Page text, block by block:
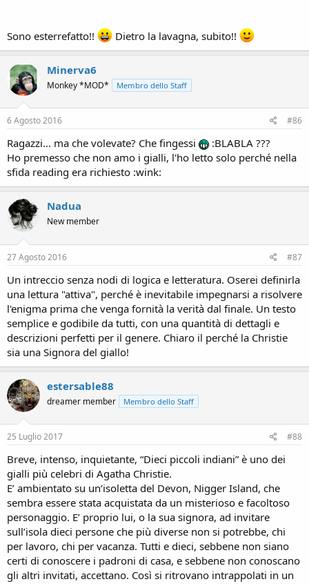
Sono esterrefatto!! Dietro la lavagna, subito!!
Minerva6
Monkey *MOD* Membro dello Staff
6 Agosto 2016 #86
Ragazzi... ma che volevate? Che fingessi
:BLABLA ???
Ho premesso che non amo i gialli, l'ho letto solo perché nella
sfida reading era richiesto :wink:
Nadua
New member
27 Agosto 2016 #87
Un intreccio senza nodi di logica e letteratura. Oserei definirla
una lettura "attiva", perché è inevitabile impegnarsi a risolvere
l'enigma prima che venga fornità la verità dal finale. Un testo
semplice e godibile da tutti, con una quantità di dettagli e
descrizioni perfetti per il genere. Chiaro il perché la Christie
sia una Signora del giallo!
estersable88
dreamer member Membro dello Staff
25 Luglio 2017 #88
Breve, intenso, inquietante, “Dieci piccoli indiani” è uno dei
gialli più celebri di Agatha Christie.
E’ ambientato su un’isoletta del Devon, Nigger Island, che
sembra essere stata acquistata da un misterioso e facoltoso
personaggio. E’ proprio lui, o la sua signora, ad invitare
sull’isola dieci persone che più diverse non si potrebbe, chi
per lavoro, chi per vacanza. Tutti e dieci, sebbene non siano
certi di conoscere i padroni di casa, e sebbene non conoscano
gli altri invitati, accettano. Così si ritrovano intrappolati in un